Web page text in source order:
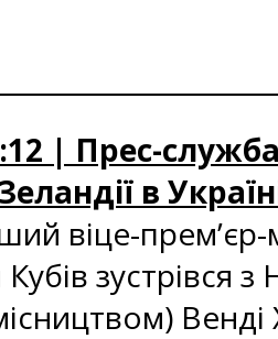
| Прес-
в
віце-прем’єр-
Кубів
Венді